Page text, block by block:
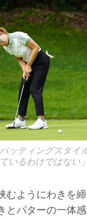
ッティングスタイ
いるわけではない
むようにわきを
とパターの一体